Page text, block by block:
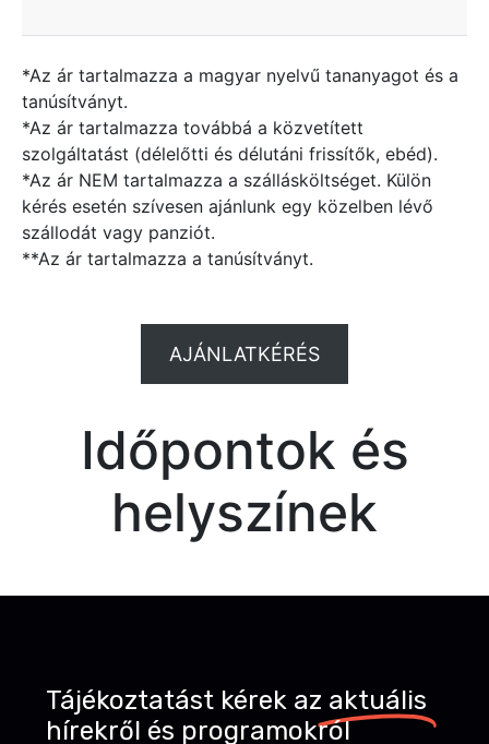
*Az ár tartalmazza a magyar nyelvű tananyagot és a
tanúsítványt.
*Az ár tartalmazza továbbá a közvetített
szolgáltatást (délelőtti és délutáni frissítők, ebéd).
*Az ár NEM tartalmazza a szállásköltséget. Külön
kérés esetén szívesen ajánlunk egy közelben lévő
szállodát vagy panziót.
**Az ár tartalmazza a tanúsítványt.
AJÁNLATKÉRÉS
Időpontok és
helyszínek
Tájékoztatást kérek az aktuális
hírekről és programokról